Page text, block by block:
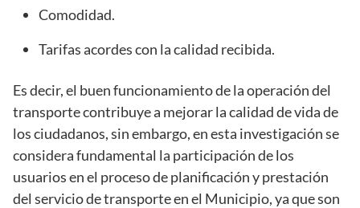
Comodidad.
Tarifas acordes con la calidad recibida.
Es decir, el buen funcionamiento de la operación del
transporte contribuye a mejorar la calidad de vida de
los ciudadanos, sin embargo, en esta investigación se
considera fundamental la participación de los
usuarios en el proceso de planificación y prestación
del servicio de transporte en el Municipio, ya que son